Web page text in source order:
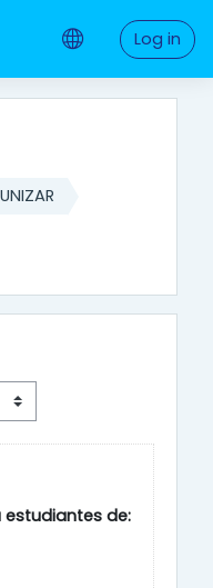
Log in
UNIZAR
estudiantes de: